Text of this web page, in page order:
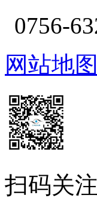
0756-
网站地图
扫码关